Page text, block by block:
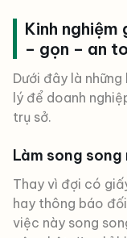
Kinh
– gọn – an
Dưới đây là
lý để doanh
trụ sở.
Làm song
Thay vì đợi có
hay thông báo
việc này song